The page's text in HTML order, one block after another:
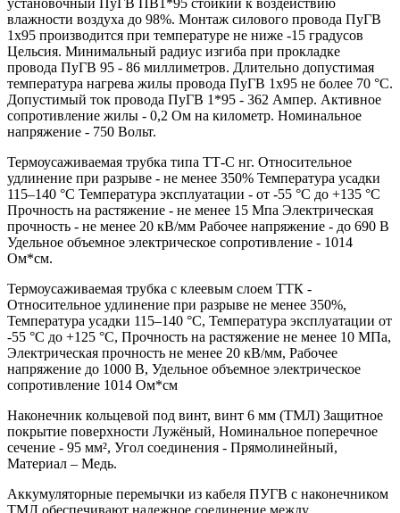
влажности воздуха до 98%. Монтаж силового провода ПуГВ
1х95 производится при температуре не ниже -15 градусов
Цельсия. Минимальный радиус изгиба при прокладке
провода ПуГВ 95 - 86 миллиметров. Длительно допустимая
температура нагрева жилы провода ПуГВ 1х95 не более 70 °С.
Допустимый ток провода ПуГВ 1*95 - 362 Ампер. Активное
сопротивление жилы - 0,2 Ом на километр. Номинальное
напряжение - 750 Вольт.
Термоусаживаемая трубка типа ТТ-С нг. Относительное
удлинение при разрыве - не менее 350% Температура усадки
115–140 °C Температура эксплуатации - от -55 °C до +135 °C
Прочность на растяжение - не менее 15 Мпа Электрическая
прочность - не менее 20 кВ/мм Рабочее напряжение - до 690 В
Удельное объемное электрическое сопротивление - 1014
Ом*см.
Термоусаживаемая трубка с клеевым слоем ТТК -
Относительное удлинение при разрыве не менее 350%,
Температура усадки 115–140 °C, Температура эксплуатации от
-55 °C до +125 °C, Прочность на растяжение не менее 10 МПа,
Электрическая прочность не менее 20 кВ/мм, Рабочее
напряжение до 1000 В, Удельное объемное электрическое
сопротивление 1014 Ом*см
Наконечник кольцевой под винт, винт 6 мм (ТМЛ) Защитное
покрытие поверхности Лужёный, Номинальное поперечное
сечение - 95 мм², Угол соединения - Прямолинейный,
Материал – Медь.
Аккумуляторные перемычки из кабеля ПУГВ с наконечником
ТМЛ обеспечивают надежное соединение между